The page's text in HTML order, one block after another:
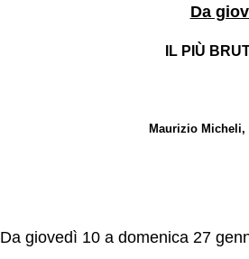
Da
IL PIÙ
Maurizio
Da giovedì 10 a domenica 27